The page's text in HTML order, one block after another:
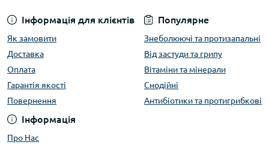
Інформація для клієнтів
Як замовити
Доставка
Оплата
Гарантія якості
Повернення
Популярне
Знеболюючі та протизапальні
Від застуди та грипу
Вітаміни та мінерали
Снодійні
Антибіотики та протигрибкові
Інформація
Про Нас